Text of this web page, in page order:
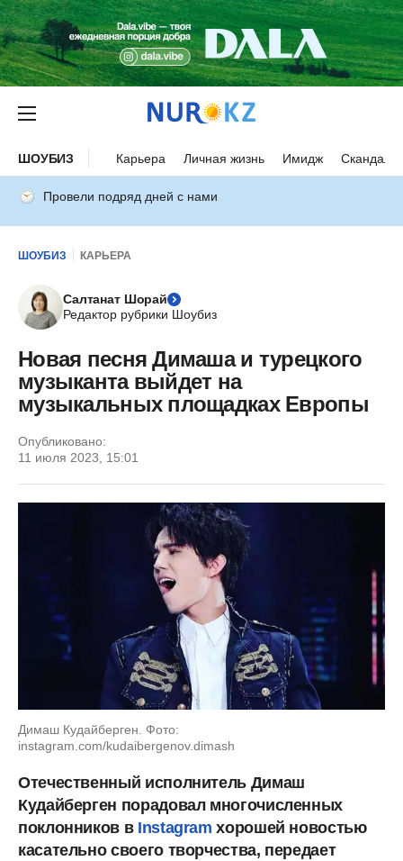
ШОУБИЗ Карьера Личная жизнь Имидж Скандалы
Провели подряд дней с нами
ШОУБИЗ КАРЬЕРА
Салтанат Шорай
Редактор рубрики Шоубиз
Новая песня Димаша и турецкого
музыканта выйдет на
музыкальных площадках Европы
Опубликовано:
11 июля 2023, 15:01
Димаш Кудайберген. Фото:
instagram.com/kudaibergenov.dimash
Отечественный исполнитель Димаш
Кудайберген порадовал многочисленных
поклонников вInstagram хорошей новостью
касательно своего творчества, передает